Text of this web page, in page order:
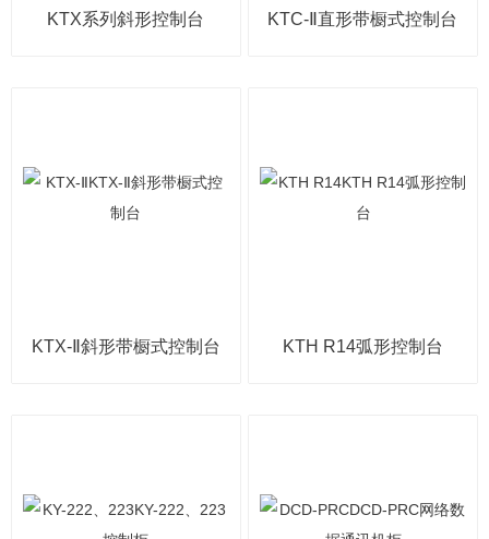
KTX系列斜形控制台 KTC-Ⅱ直形带橱式控制台
KTX-Ⅱ斜形带橱式控制台 KTH R14弧形控制台